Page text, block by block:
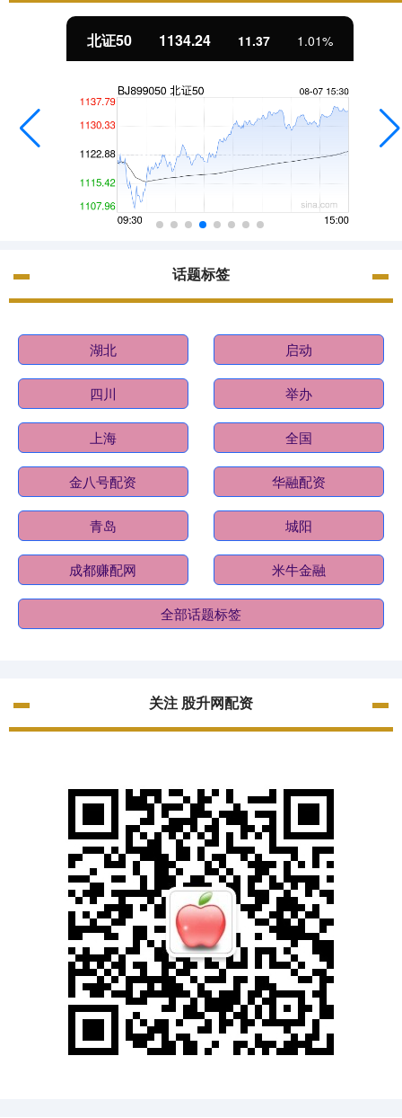
北证50 1134.24 11.37 1.01%
话题标签
湖北 启动
四川 举办
上海 全国
金八号配资 华融配资
青岛 城阳
成都赚配网 米牛金融
全部话题标签
关注 股升网配资